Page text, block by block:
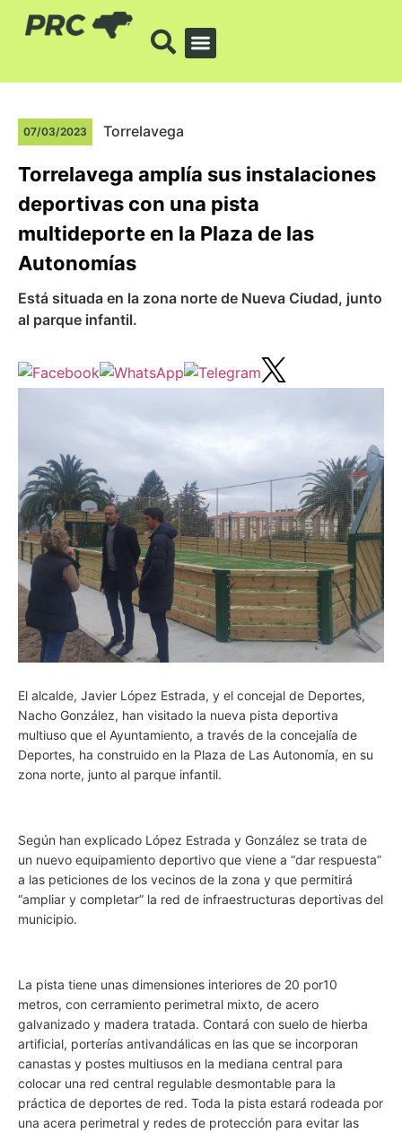
07/03/2023 Torrelavega
Torrelavega amplía sus instalaciones
deportivas con una pista
multideporte en la Plaza de las
Autonomías
Está situada en la zona norte de Nueva Ciudad, junto
al parque infantil.
El alcalde, Javier López Estrada, y el concejal de Deportes,
Nacho González, han visitado la nueva pista deportiva
multiuso que el Ayuntamiento, a través de la concejalía de
Deportes, ha construido en la Plaza de Las Autonomía, en su
zona norte, junto al parque infantil.
Según han explicado López Estrada y González se trata de
un nuevo equipamiento deportivo que viene a “dar respuesta”
a las peticiones de los vecinos de la zona y que permitirá
“ampliar y completar” la red de infraestructuras deportivas del
municipio.
La pista tiene unas dimensiones interiores de 20 por10
metros, con cerramiento perimetral mixto, de acero
galvanizado y madera tratada. Contará con suelo de hierba
artificial, porterías antivandálicas en las que se incorporan
canastas y postes multiusos en la mediana central para
colocar una red central regulable desmontable para la
práctica de deportes de red. Toda la pista estará rodeada por
una acera perimetral y redes de protección para evitar las